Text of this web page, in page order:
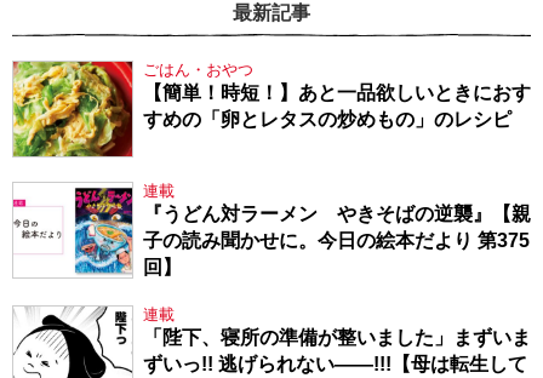
最新記事
ごはん・おやつ
【簡単！時短！】あと一品欲しいときにおす
すめの「卵とレタスの炒めもの」のレシピ
連載
『うどん対ラーメン やきそばの逆襲』【親
子の読み聞かせに。今日の絵本だより 第375
回】
連載
「陛下、寝所の準備が整いました」まずいま
ずいっ!! 逃げられない――!!!【母は転生して